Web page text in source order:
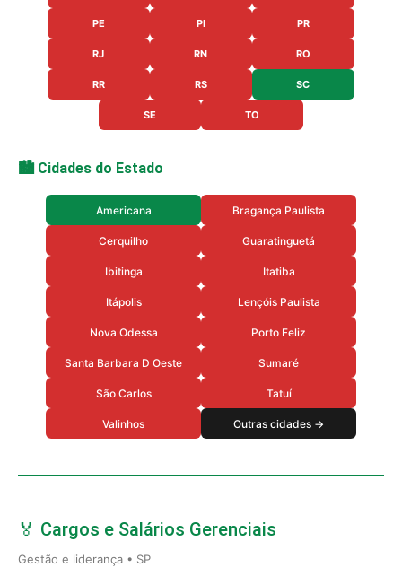
PE PI PR
RJ RN RO
RR RS SC
SE TO
🏙️ Cidades do Estado
Americana Bragança Paulista
Cerquilho Guaratinguetá
Ibitinga Itatiba
Itápolis Lençóis Paulista
Nova Odessa Porto Feliz
Santa Barbara D Oeste Sumaré
São Carlos Tatuí
Valinhos Outras cidades →
🏅 Cargos e Salários Gerenciais
Gestão e liderança • SP